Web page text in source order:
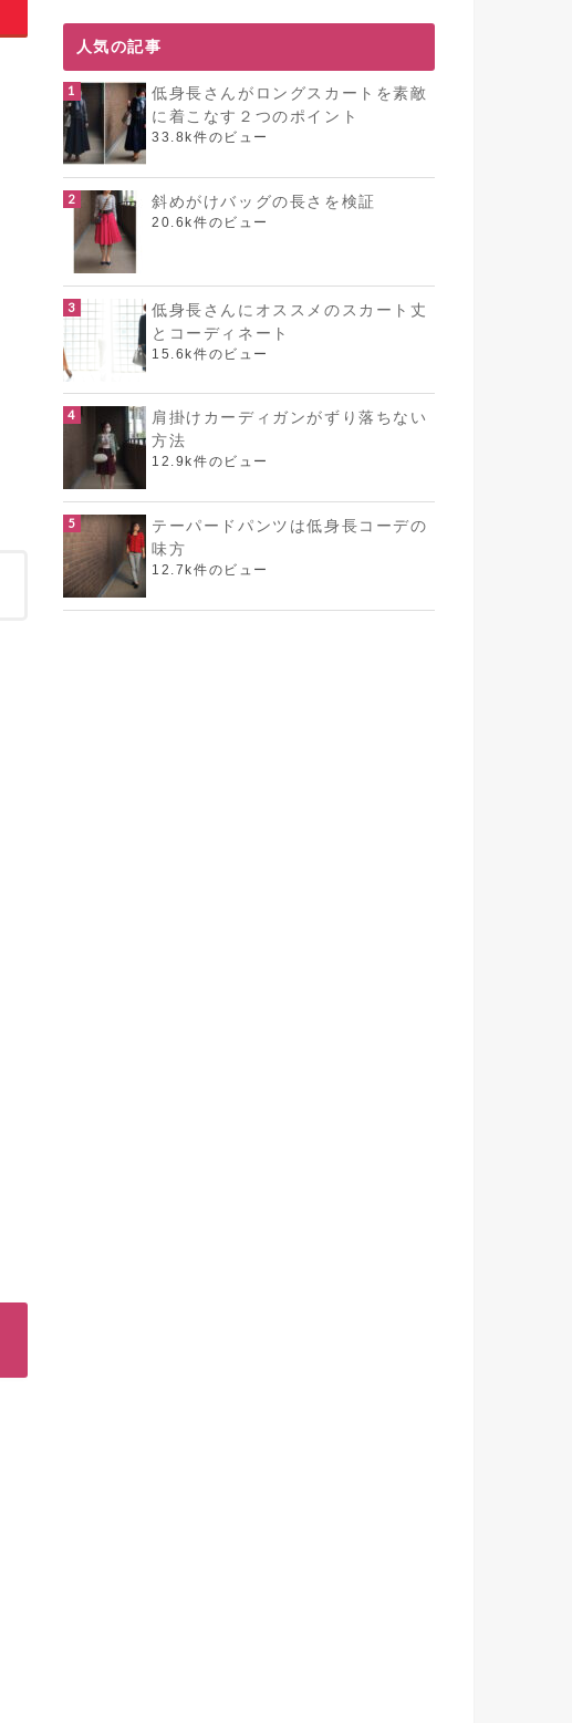
人気の記事
低身長さんがロングスカートを素敵
に着こなす２つのポイント
33.8k件のビュー
斜めがけバッグの長さを検証
20.6k件のビュー
低身長さんにオススメのスカート丈
とコーディネート
15.6k件のビュー
肩掛けカーディガンがずり落ちない
方法
12.9k件のビュー
テーパードパンツは低身長コーデの
味方
12.7k件のビュー